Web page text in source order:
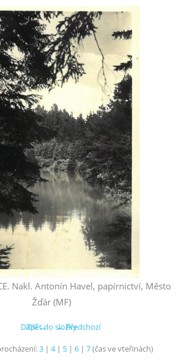
Nakl. Antonín Havel, papírnictví, Město
Žďár (MF)
← Předchozí
Další →
Zpět do složky
3 | 4| 5 | 6 | 7(čas ve vteřinách)